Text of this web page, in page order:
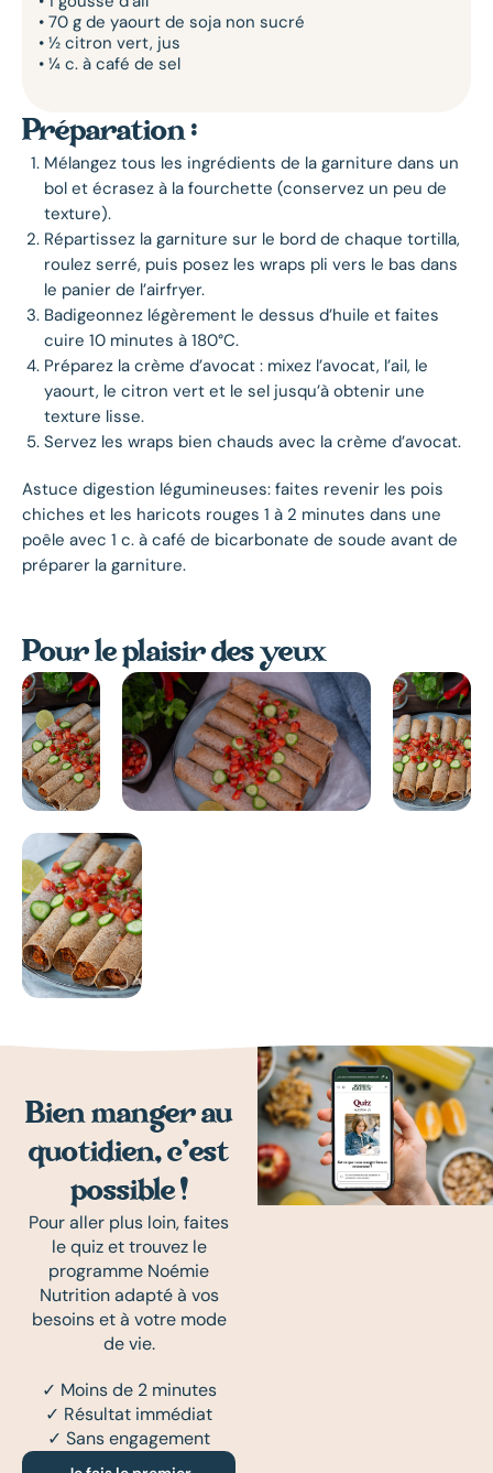
• 70 g de yaourt de soja non sucré
• ½ citron vert, jus
• ¼ c. à café de sel
Préparation :
Mélangez tous les ingrédients de la garniture dans un
bol et écrasez à la fourchette (conservez un peu de
texture).
Répartissez la garniture sur le bord de chaque tortilla,
roulez serré, puis posez les wraps pli vers le bas dans
le panier de l’airfryer.
Badigeonnez légèrement le dessus d’huile et faites
cuire 10 minutes à 180°C.
Préparez la crème d’avocat : mixez l’avocat, l’ail, le
yaourt, le citron vert et le sel jusqu’à obtenir une
texture lisse.
Servez les wraps bien chauds avec la crème d’avocat.
Astuce digestion légumineuses: faites revenir les pois
chiches et les haricots rouges 1 à 2 minutes dans une
poêle avec 1 c. à café de bicarbonate de soude avant de
préparer la garniture.
Pour le plaisir des yeux
Bien manger au
quotidien, c’est
possible !
Pour aller plus loin, faites
le quiz et trouvez le
programme Noémie
Nutrition adapté à vos
besoins et à votre mode
de vie.
✓ Moins de 2 minutes
✓ Résultat immédiat
✓ Sans engagement